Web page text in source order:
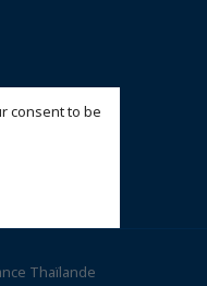
consent to be
Thaïlande